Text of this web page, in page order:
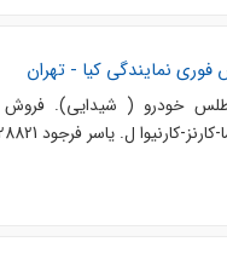
- اطلس خودرو ( شیدایی).
66928821-021 ( کارشناس فروش). برای هماهنگی و دیدن ...